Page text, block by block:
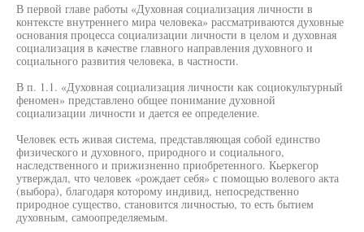
В первой главе работы «Духовная социализация личности в
контексте внутреннего мира человека» рассматриваются духовные
основания процесса социализации личности в целом и духовная
социализация в качестве главного направления духовного и
социального развития человека, в частности.
В п. 1.1. «Духовная социализация личности как социокультурный
феномен» представлено общее понимание духовной
социализации личности и дается ее определение.
Человек есть живая система, представляющая собой единство
физического и духовного, природного и социального,
наследственного и прижизненно приобретенного. Кьеркегор
утверждал, что человек «рождает себя» с помощью волевого акта
(выбора), благодаря которому индивид, непосредственно
природное существо, становится личностью, то есть бытием
духовным, самоопределяемым.